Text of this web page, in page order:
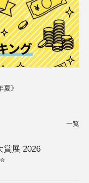
》
一覧
賞展 2026